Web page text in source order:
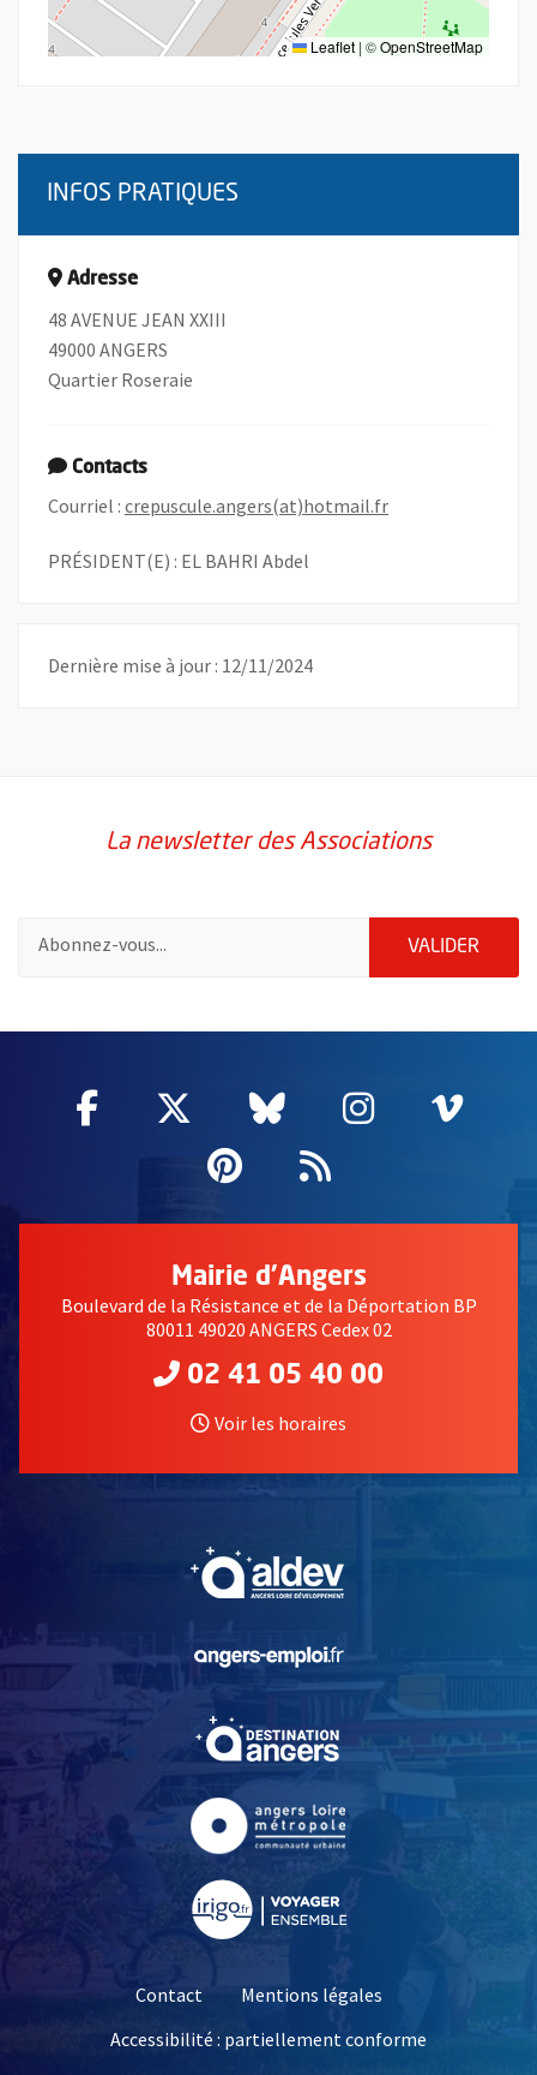
Leaflet | ©OpenStreetMap
INFOS PRATIQUES
Adresse
48 AVENUE JEAN XXIII
49000 ANGERS
Quartier Roseraie
Contacts
Courriel : crepuscule.angers(at)hotmail.fr, Ouvre une
PRÉSIDENT(E) : EL BAHRI Abdel
Dernière mise à jour : 12/11/2024
La newsletter des Associations
VALIDER
Facebook
, Ouvre une nouvelle fenêtre
Twitter
, Ouvre une nouvelle
Bluesky
, Ouvre une
Instagram
, Ouvre
,
Pinterest
, Ouvre une
Flux RSS
Mairie d'Angers
Boulevard de la Résistance et de la Déportation BP
80011 49020 ANGERS Cedex 02
02 41 05 40 00
Voir les horaires
, Ouvre une nouvelle
, Ouvre une nouvelle
Contact
Mentions légales
Accessibilité : partiellement conforme